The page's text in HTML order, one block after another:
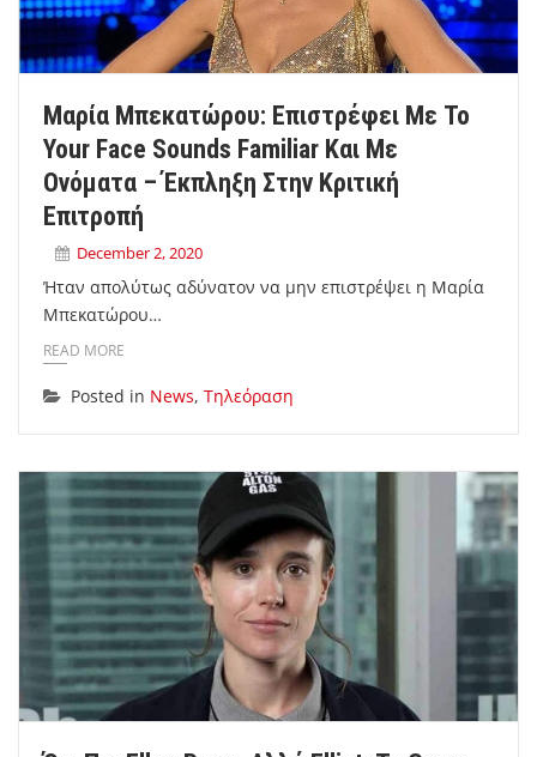
Μαρία Μπεκατώρου: Επιστρέφει Με Το
Your Face Sounds Familiar Και Με
Ονόματα – Έκπληξη Στην Κριτική
Επιτροπή
December 2, 2020
Ήταν απολύτως αδύνατον να μην επιστρέψει η Μαρία
Μπεκατώρου…
READ MORE
Posted in News, Τηλεόραση